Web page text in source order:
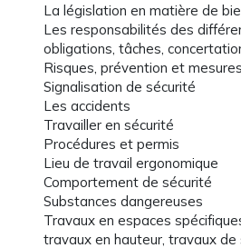
La législation en matière de
Les responsabilités des
obligations, tâches,
Risques, prévention et mesures
Signalisation de sécurité
Les accidents
Travailler en sécurité
Procédures et permis
Lieu de travail ergonomique
Comportement de sécurité
Substances dangereuses
Travaux en espaces
travaux en hauteur, travaux de